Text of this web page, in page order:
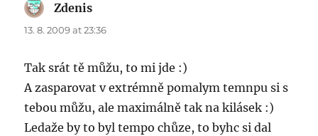
Zdenis
13. 8. 2009 at 23:36
Tak srát tě můžu, to mi jde :)
A zasparovat v extrémně pomalym temnpu si s
tebou můžu, ale maximálně tak na kilásek :)
Ledaže by to byl tempo chůze, to byhc si dal